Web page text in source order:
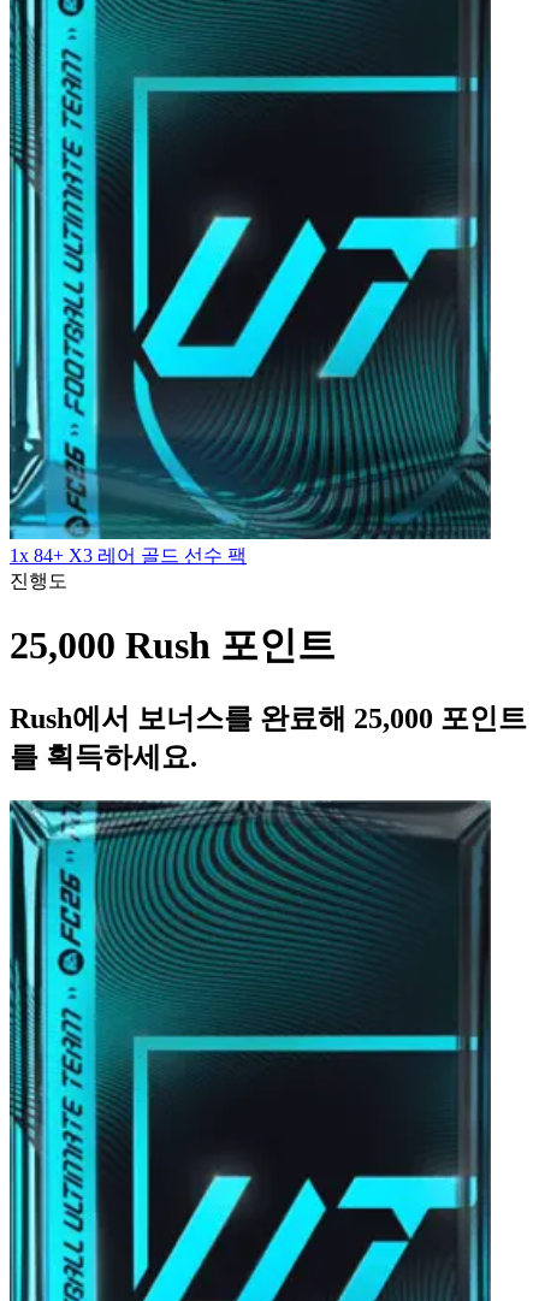
1x 84+ X3 레어 골드 선수 팩
진행도
25,000 Rush 포인트
Rush에서 보너스를 완료해 25,000 포인트
를 획득하세요.